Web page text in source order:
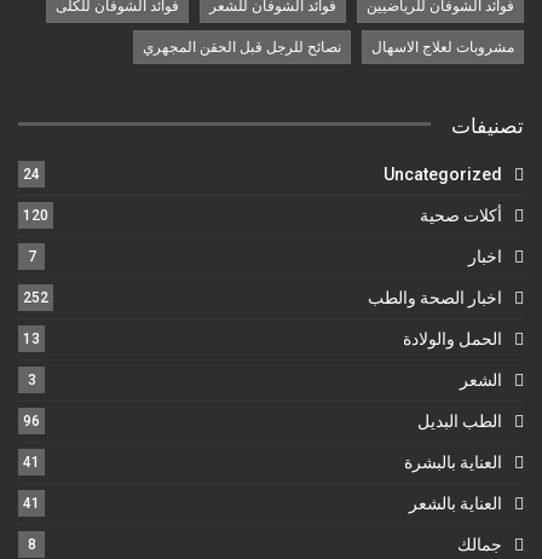
فوائد الشوفان للرياضيين فوائد الشوفان للشعر فوائد الشوفان للكلى
مشروبات لعلاج الاسهال نصائح للرجل قبل الحقن المجهري
تصنيفات
Uncategorized
24
أكلات صحية 120
اخبار 7
اخبار الصحة والطب 252
الحمل والولادة 13
الشعر 3
الطب البديل 96
العناية بالبشرة 41
العناية بالشعر 41
جمالك 8